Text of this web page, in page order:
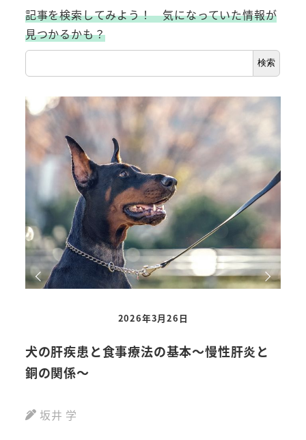
記事を検索してみよう！ 気になっていた情報が
見つかるかも？
検索
2026年3月26日
犬の肝疾患と食事療法の基本～慢性肝炎と
銅の関係～
坂井 学